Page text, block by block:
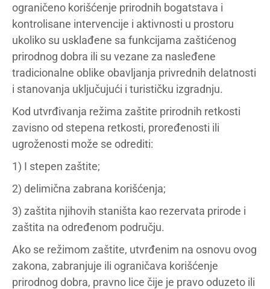
ograničeno korišćenje prirodnih bogatstava i
kontrolisane intervencije i aktivnosti u prostoru
ukoliko su usklađene sa funkcijama zaštićenog
prirodnog dobra ili su vezane za nasleđene
tradicionalne oblike obavljanja privrednih delatnosti
i stanovanja uključujući i turističku izgradnju.
Kod utvrđivanja režima zaštite prirodnih retkosti
zavisno od stepena retkosti, proređenosti ili
ugroženosti može se odrediti:
1) I stepen zaštite;
2) delimična zabrana korišćenja;
3) zaštita njihovih staništa kao rezervata prirode i
zaštita na određenom području.
Ako se režimom zaštite, utvrđenim na osnovu ovog
zakona, zabranjuje ili ograničava korišćenje
prirodnog dobra, pravno lice čije je pravo oduzeto ili